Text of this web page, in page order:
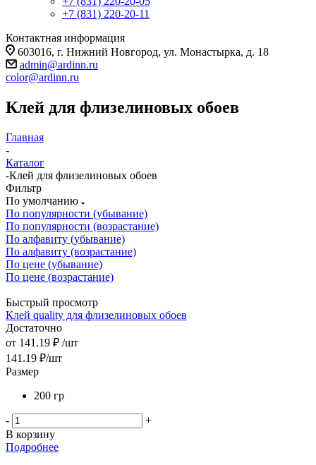
+7 (831) 220-20-11
Контактная информация
603016, г. Нижний Новгород, ул. Монастырка, д. 18
admin@ardinn.ru
color@ardinn.ru
Клей для флизелиновых обоев
Главная
-
Каталог
-Клей для флизелиновых обоев
Фильтр
По умолчанию
По популярности (убывание)
По популярности (возрастание)
По алфавиту (убывание)
По алфавиту (возрастание)
По цене (убывание)
По цене (возрастание)
Быстрый просмотр
Клей quality для флизелиновых обоев
Достаточно
от 141.19 ₽ /шт
141.19 ₽/шт
Размер
200 гр
-
+
В корзину
Подробнее